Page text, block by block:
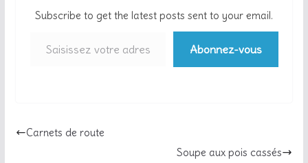
Subscribe to get the latest posts sent to your email.
Abonnez-vous
Carnets de route
Soupe aux pois cassés